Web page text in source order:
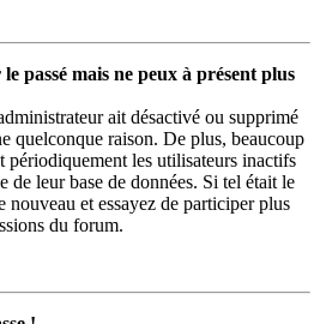
passé mais ne peux à présent plus
ait désactivé ou supprimé
quelconque raison. De plus, beaucoup
périodiquement les utilisateurs inactifs
de leur base de données. Si tel était le
nouveau et essayez de participer plus
du forum.